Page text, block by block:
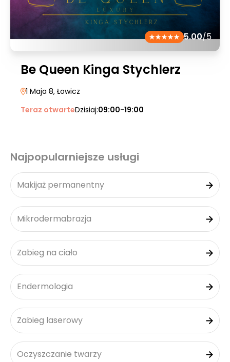
5.00/5
Be Queen Kinga Stychlerz
1 Maja 8, Łowicz
Teraz otwarteDzisiaj:09:00-19:00
Najpopularniejsze usługi
Makijaż permanentny
Mikrodermabrazja
Zabieg na ciało
Endermologia
Zabieg laserowy
Oczyszczanie twarzy